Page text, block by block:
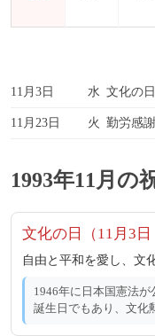
11月3日 水 文化の日
11月23日 火 勤労感
1993年11月の
文化の日（11月3日
自由と平和を愛し、文
1946年に日本国憲法
誕生日でもあり、文化